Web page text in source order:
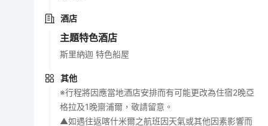
酒店
主題特色酒店
斯里納迦 特色船屋
其他
※行程將因應當地酒店安排而有可能更改為住宿2晚亞
格拉及1晚齋浦爾，敬請留意。
▲如遇往返喀什米爾之航班因天氣或其他因素影響而